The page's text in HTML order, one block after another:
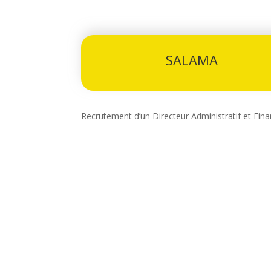
SALAMA
Recrutement d’un Directeur Administratif et